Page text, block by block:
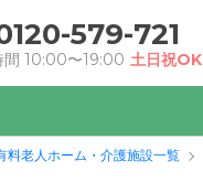
579-721
間 10:00〜19:00 土日祝OK
料老人ホーム・介護施設一覧